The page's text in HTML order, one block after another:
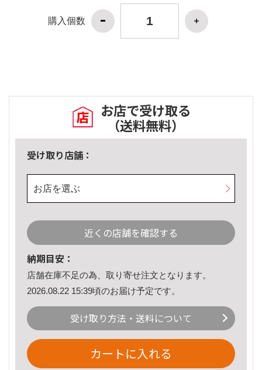
購入個数
お店で受け取る
（送料無料）
受け取り店舗：
お店を選ぶ
近くの店舗を確認する
納期目安：
店舗在庫不足の為、取り寄せ注文となります。
2026.08.22 15:39頃のお届け予定です。
受け取り方法・送料について
カートに入れる